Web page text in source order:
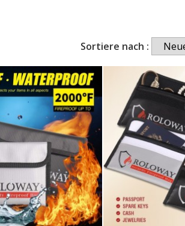
Sortiere nach :